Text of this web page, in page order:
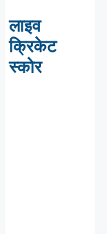
लाइव
क्रिकेट
स्कोर